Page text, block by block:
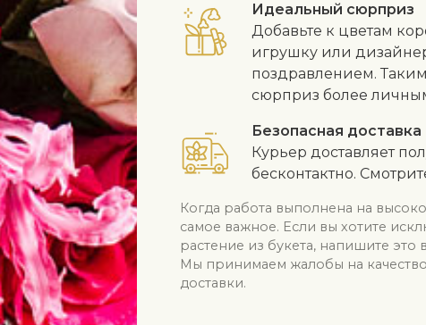
Идеальный сюрприз
Добавьте к цветам
игрушку или
поздравлением.
сюрприз более
Безопасная доставка
Курьер доставляет
бесконтактно.
Когда работа выполнена на
самое важное. Если вы хотите
растение из букета, напишите
Мы принимаем жалобы на
доставки.